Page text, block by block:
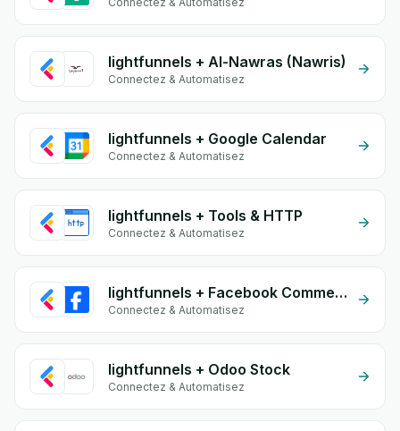
lightfunnels + Al-Nawras (Nawris)
Connectez & Automatisez
lightfunnels + Google Calendar
Connectez & Automatisez
lightfunnels + Tools & HTTP
Connectez & Automatisez
lightfunnels + Facebook Commerce
Connectez & Automatisez
lightfunnels + Odoo Stock
Connectez & Automatisez